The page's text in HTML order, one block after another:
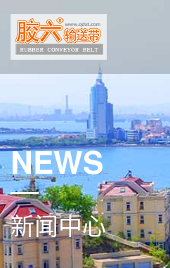
NEWS
新闻中心